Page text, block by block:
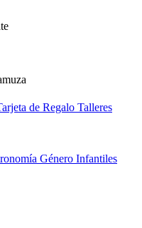
de Regalo Talleres
Género Infantiles